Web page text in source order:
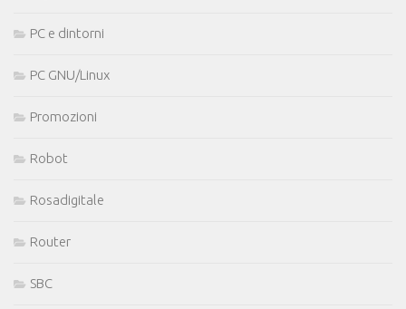
PC e dintorni
PC GNU/Linux
Promozioni
Robot
Rosadigitale
Router
SBC